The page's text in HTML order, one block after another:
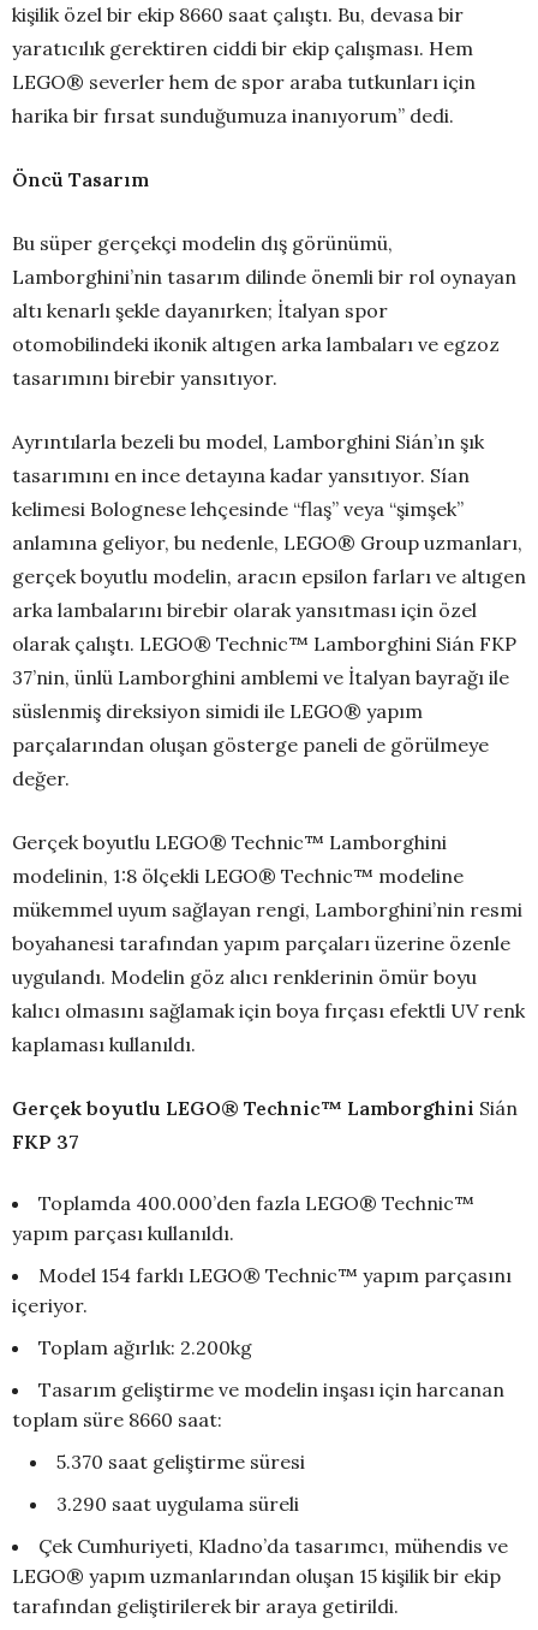
kişilik özel bir ekip 8660 saat çalıştı. Bu, devasa bir
yaratıcılık gerektiren ciddi bir ekip çalışması. Hem
LEGO® severler hem de spor araba tutkunları için
harika bir fırsat sunduğumuza inanıyorum” dedi.
Öncü Tasarım
Bu süper gerçekçi modelin dış görünümü,
Lamborghini’nin tasarım dilinde önemli bir rol oynayan
altı kenarlı şekle dayanırken; İtalyan spor
otomobilindeki ikonik altıgen arka lambaları ve egzoz
tasarımını birebir yansıtıyor.
Ayrıntılarla bezeli bu model, Lamborghini Sián’ın şık
tasarımını en ince detayına kadar yansıtıyor. Sían
kelimesi Bolognese lehçesinde “flaş” veya “şimşek”
anlamına geliyor, bu nedenle, LEGO® Group uzmanları,
gerçek boyutlu modelin, aracın epsilon farları ve altıgen
arka lambalarını birebir olarak yansıtması için özel
olarak çalıştı. LEGO® Technic™ Lamborghini Sián FKP
37’nin, ünlü Lamborghini amblemi ve İtalyan bayrağı ile
süslenmiş direksiyon simidi ile LEGO® yapım
parçalarından oluşan gösterge paneli de görülmeye
değer.
Gerçek boyutlu LEGO® Technic™ Lamborghini
modelinin, 1:8 ölçekli LEGO® Technic™ modeline
mükemmel uyum sağlayan rengi, Lamborghini’nin resmi
boyahanesi tarafından yapım parçaları üzerine özenle
uygulandı. Modelin göz alıcı renklerinin ömür boyu
kalıcı olmasını sağlamak için boya fırçası efektli UV renk
kaplaması kullanıldı.
Gerçek boyutlu LEGO® Technic™ Lamborghini Sián
FKP 37
Toplamda 400.000’den fazla LEGO® Technic™
yapım parçası kullanıldı.
Model 154 farklı LEGO® Technic™ yapım parçasını
içeriyor.
Toplam ağırlık: 2.200kg
Tasarım geliştirme ve modelin inşası için harcanan
toplam süre 8660 saat:
5.370 saat geliştirme süresi
3.290 saat uygulama süreli
Çek Cumhuriyeti, Kladno’da tasarımcı, mühendis ve
LEGO® yapım uzmanlarından oluşan 15 kişilik bir ekip
tarafından geliştirilerek bir araya getirildi.